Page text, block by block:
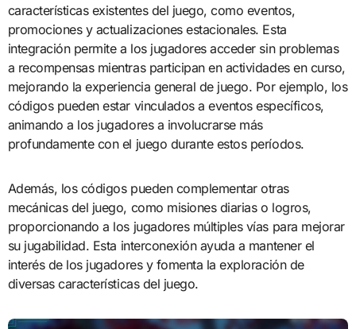
características existentes del juego, como eventos,
promociones y actualizaciones estacionales. Esta
integración permite a los jugadores acceder sin problemas
a recompensas mientras participan en actividades en curso,
mejorando la experiencia general de juego. Por ejemplo, los
códigos pueden estar vinculados a eventos específicos,
animando a los jugadores a involucrarse más
profundamente con el juego durante estos períodos.
Además, los códigos pueden complementar otras
mecánicas del juego, como misiones diarias o logros,
proporcionando a los jugadores múltiples vías para mejorar
su jugabilidad. Esta interconexión ayuda a mantener el
interés de los jugadores y fomenta la exploración de
diversas características del juego.